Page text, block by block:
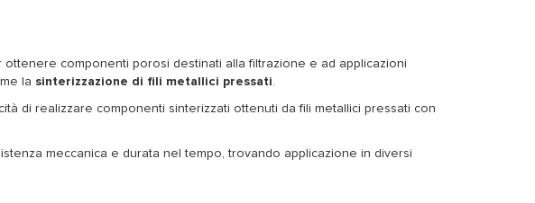
componenti porosi destinati alla filtrazione e ad applicazioni
la sinterizzazione di fili metallici pressati.
di realizzare componenti sinterizzati ottenuti da fili metallici pressati con
meccanica e durata nel tempo, trovando applicazione in diversi